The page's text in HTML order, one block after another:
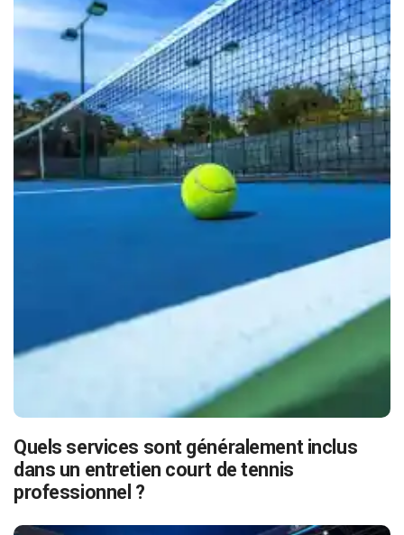
Quels services sont généralement inclus
dans un entretien court de tennis
professionnel ?